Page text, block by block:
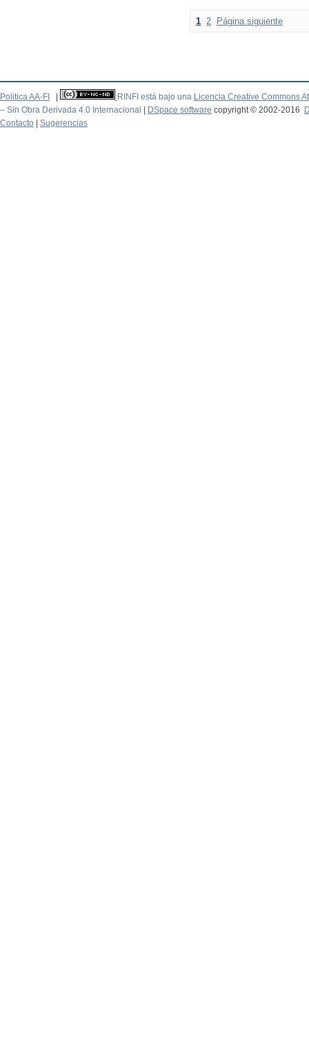
1 2 Página siguiente
Politica AA-FI RINFI está bajo una Licencia Creative Commons
– Sin Obra Derivada 4.0 Internacional
DSpace software copyright © 2002-2016
Contacto
Sugerencias